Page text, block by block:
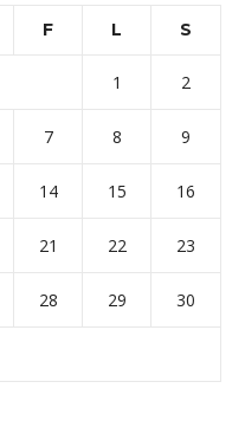
F L S
1 2
7 8 9
14 15 16
21 22 23
28 29 30